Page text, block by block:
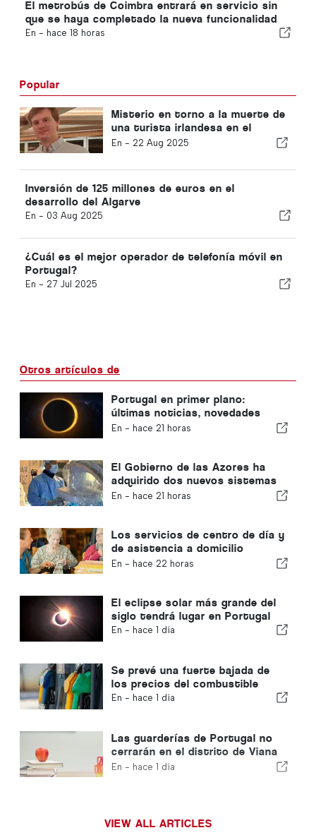
El metrobús de Coimbra entrará en servicio sin
que se haya completado la nueva funcionalidad
En - hace 18 horas
Popular
Misterio en torno a la muerte de
una turista irlandesa en el
Algarve
En - 22 Aug 2025
Inversión de 125 millones de euros en el
desarrollo del Algarve
En - 03 Aug 2025
¿Cuál es el mejor operador de telefonía móvil en
Portugal?
En - 27 Jul 2025
Otros artículos de
Portugal en primer plano:
últimas noticias, novedades
sobre viajes y las noticias más
En - hace 21 horas
El Gobierno de las Azores ha
adquirido dos nuevos sistemas
de cirugía robótica
En - hace 21 horas
Los servicios de centro de día y
de asistencia a domicilio
volverán al municipio de Portugal
En - hace 22 horas
El eclipse solar más grande del
siglo tendrá lugar en Portugal
En - hace 1 día
Se prevé una fuerte bajada de
los precios del combustible
En - hace 1 día
Las guarderías de Portugal no
cerrarán en el distrito de Viana
do Castelo
En - hace 1 día
VIEW ALL ARTICLES